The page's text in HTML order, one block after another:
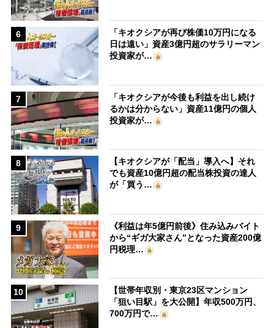
6
「キオクシアが再び株価10万円になる
日は遠い」資産3億円超のサラリーマン
投資家が…
7
「キオクシアが今後も利益を出し続け
るかは分からない」資産11億円の個人
投資家が…
8
【キオクシアが「配当」導入へ】それ
でも資産10億円超の配当株投資の達人
が「買う…
9
《利益は年5億円前後》住み込みバイト
から“ギガ大家さん”となった資産200億
円税理…
10
【世帯年収別・東京23区マンション
「狙い目駅」を大公開】年収500万円、
700万円で…